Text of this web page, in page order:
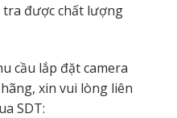
được chất lượng
cầu lắp đặt camera
xin vui lòng liên
SDT: